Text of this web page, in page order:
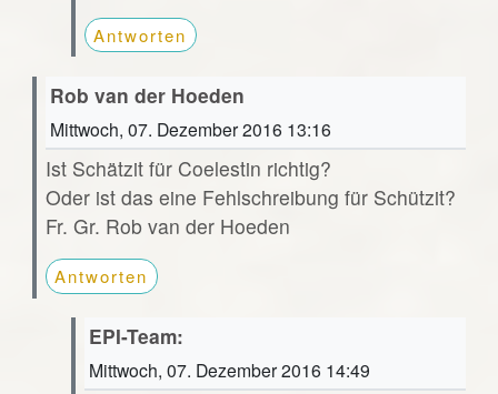
Antworten
Rob van der Hoeden
Mittwoch, 07. Dezember 2016 13:16
Ist Schätzit für Coelestin richtig?
Oder ist das eine Fehlschreibung für Schützit?
Fr. Gr. Rob van der Hoeden
Antworten
EPI-Team:
Mittwoch, 07. Dezember 2016 14:49